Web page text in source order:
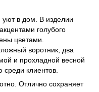
уют в дом. В изделии
голубого
цветами.
воротник, два
и прохладной весной
клиентов.
Отлично сохраняет